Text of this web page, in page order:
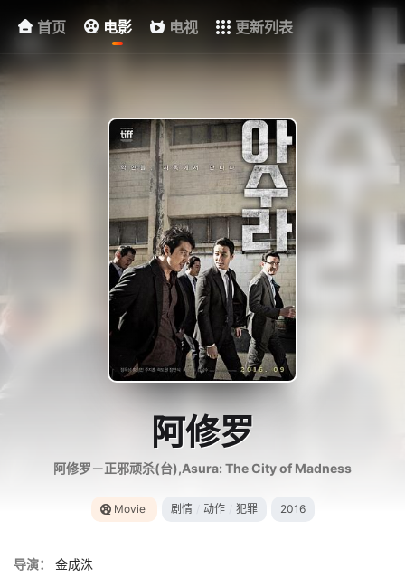
首页 电影 电视 更新列表
阿修罗
阿修罗－正邪顽杀(台),Asura: The City of Madness
Movie 剧情 动作 犯罪 2016
导演：
金成洙